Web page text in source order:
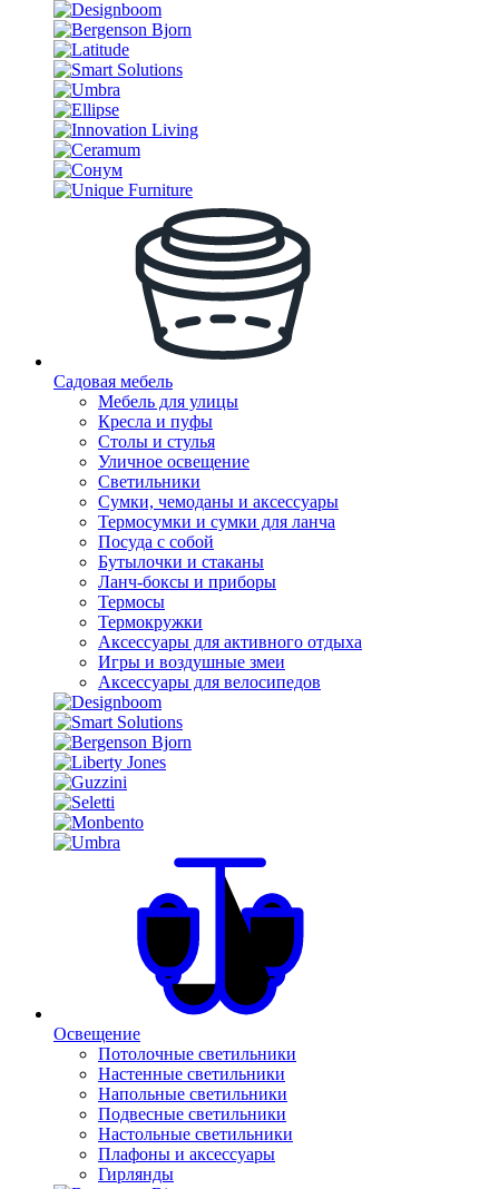
Садовая мебель
Мебель для улицы
Кресла и пуфы
Столы и стулья
Уличное освещение
Светильники
Сумки, чемоданы и аксессуары
Термосумки и сумки для ланча
Посуда с собой
Бутылочки и стаканы
Ланч-боксы и приборы
Термосы
Термокружки
Аксессуары для активного отдыха
Игры и воздушные змеи
Аксессуары для велосипедов
Освещение
Потолочные светильники
Настенные светильники
Напольные светильники
Подвесные светильники
Настольные светильники
Плафоны и аксессуары
Гирлянды